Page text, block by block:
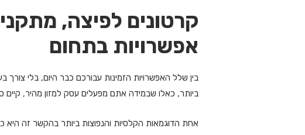
קרטונים לפיצה,
אפשרויות בתחום
בין שלל האפשרויות הזמינות עבורכם כבר היום, בלי צורך
ביותר, כאלו שבמידה אתם מפעלים עסק למזון מהיר,
אחת הדוגמאות הקלסיות והנפוצות ביותר בהקשר זה היא